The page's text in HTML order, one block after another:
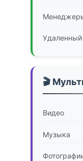
Удаленный
🎬
Видео
Музыка